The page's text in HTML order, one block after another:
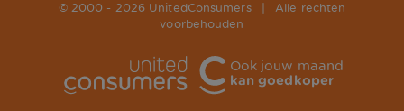
© 2000 - 2026 UnitedConsumers
Alle rechten
voorbehouden
Ook jouw maand
kan goedkoper